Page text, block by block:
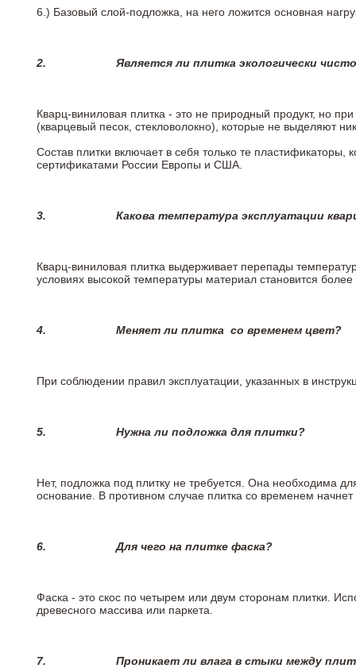
6.) Базовый слой-подложка, на него ложится основная
2. Является ли плитка экологически
Кварц-виниловая плитка - это не природный продукт, но
(кварцевый песок, стекловолокно), которые не выделяют
Состав плитки включает в себя только те
сертификатами России Европы и США.
3. Какова температура эксплуатации
Кварц-виниловая плитка выдерживает перепады
условиях высокой температуры материал становится
4. Меняет ли плитка со временем цвет?
При соблюдении правил эксплуатации, указанных в
5. Нужна ли подложка для плитки?
Нет, подложка под плитку не требуется. Она необходима
основание. В противном случае плитка со временем
6.Для чего на плитке фаска?
Фаска - это скос по четырем или двум сторонам плитки.
древесного массива или паркета.
7. Проникает ли влага в стыки между